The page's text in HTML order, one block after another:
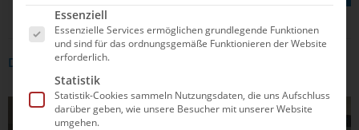
DAS KÖNNTE DICH AUCH INTERRESSIEREN
SCHWIMMEN
Es folgt eine Liste der Service-Gruppen, für die
Essenziell
Essenzielle Services ermöglichen grundlegende Funktionen
und sind für das ordnungsgemäße Funktionieren der Website
erforderlich.
Statistik
Statistik-Cookies sammeln Nutzungsdaten, die uns Aufschluss
darüber geben, wie unsere Besucher mit unserer Website
umgehen.